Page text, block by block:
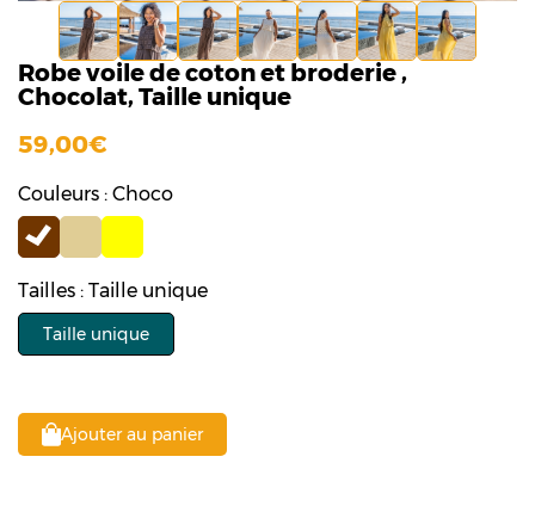
Robe voile de coton et broderie ,
Chocolat, Taille unique
59,00
Couleurs : Choco
Tailles : Taille unique
Taille unique
Ajouter au panier